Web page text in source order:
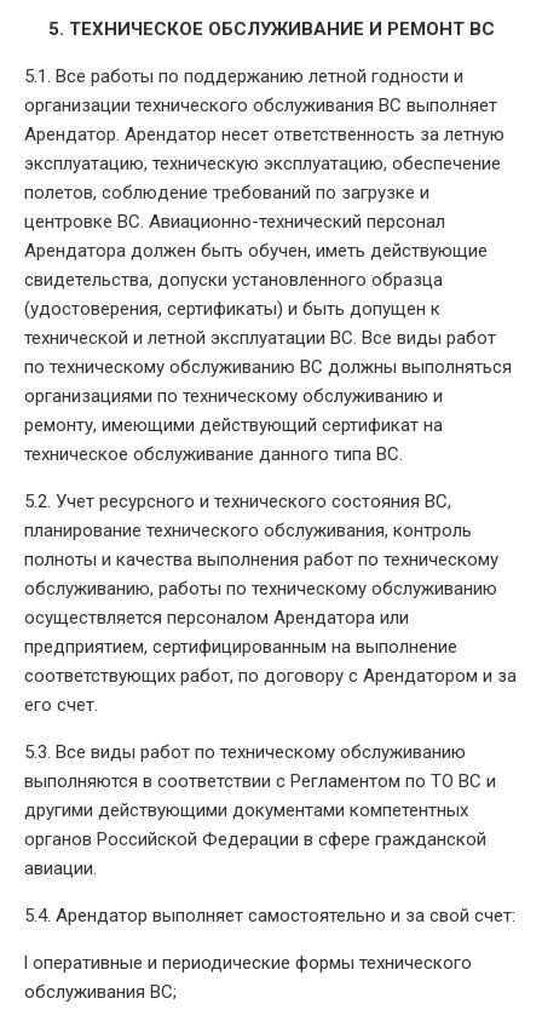
5. ТЕХНИЧЕСКОЕ ОБСЛУЖИВАНИЕ И РЕМОНТ ВС
5.1. Все работы по поддержанию летной годности и
организации технического обслуживания ВС выполняет
Арендатор. Арендатор несет ответственность за летную
эксплуатацию, техническую эксплуатацию, обеспечение
полетов, соблюдение требований по загрузке и
центровке ВС. Авиационно-технический персонал
Арендатора должен быть обучен, иметь действующие
свидетельства, допуски установленного образца
(удостоверения, сертификаты) и быть допущен к
технической и летной эксплуатации ВС. Все виды работ
по техническому обслуживанию ВС должны выполняться
организациями по техническому обслуживанию и
ремонту, имеющими действующий сертификат на
техническое обслуживание данного типа ВС.
5.2. Учет ресурсного и технического состояния ВС,
планирование технического обслуживания, контроль
полноты и качества выполнения работ по техническому
обслуживанию, работы по техническому обслуживанию
осуществляется персоналом Арендатора или
предприятием, сертифицированным на выполнение
соответствующих работ, по договору с Арендатором и за
его счет.
5.3. Все виды работ по техническому обслуживанию
выполняются в соответствии с Регламентом по ТО ВС и
другими действующими документами компетентных
органов Российской Федерации в сфере гражданской
авиации.
5.4. Арендатор выполняет самостоятельно и за свой счет:
l оперативные и периодические формы технического
обслуживания ВС;